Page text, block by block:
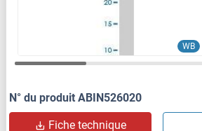
WB
N° du produit ABIN526020
Fiche technique